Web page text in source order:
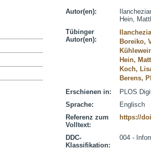
Autor(en):
Hein,
Tübinger
Autor(en):
Boreiko,
Hein,
Koch,
Berens,
Erschienen in:
PLOS
Sprache:
Englisch
Referenz zum
Volltext:
https://
DDC-
Klassifikation:
004 -